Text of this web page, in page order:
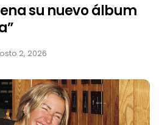
su nuevo álbum
2, 2026